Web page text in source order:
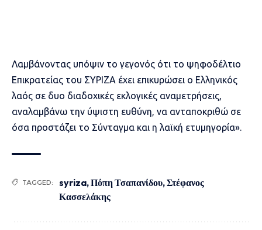
Λαμβάνοντας υπόψιν το γεγονός ότι το ψηφοδέλτιο
Επικρατείας του ΣΥΡΙΖΑ έχει επικυρώσει ο Ελληνικός
λαός σε δυο διαδοχικές εκλογικές αναμετρήσεις,
αναλαμβάνω την ύψιστη ευθύνη, να ανταποκριθώ σε
όσα προστάζει το Σύνταγμα και η λαϊκή ετυμηγορία».
TAGGED: syriza,Πόπη Τσαπανίδου,Στέφανος
Κασσελάκης